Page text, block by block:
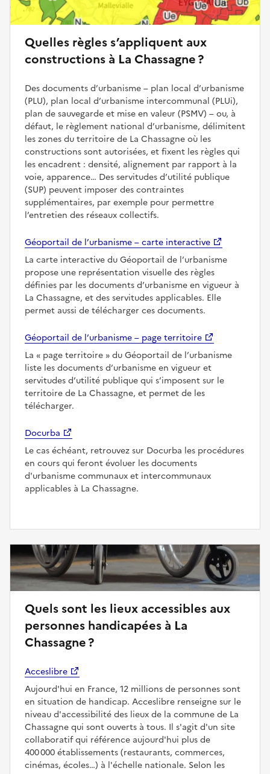
Quelles règles s’appliquent aux
constructions à La Chassagne ?
Des documents d’urbanisme – plan local d’urbanisme
(PLU), plan local d’urbanisme intercommunal (PLUi),
plan de sauvegarde et mise en valeur (PSMV) – ou, à
défaut, le règlement national d’urbanisme, délimitent
les zones du territoire de La Chassagne où les
constructions sont autorisées, et fixent les règles qui
les encadrent : densité, alignement par rapport à la
voie, apparence… Des servitudes d’utilité publique
(SUP) peuvent imposer des contraintes
supplémentaires, par exemple pour permettre
l’entretien des réseaux collectifs.
Géoportail de l’urbanisme – carte interactive
La carte interactive du Géoportail de l’urbanisme
propose une représentation visuelle des règles
définies par les documents d’urbanisme en vigueur à
La Chassagne, et des servitudes applicables. Elle
permet aussi de télécharger ces documents.
Géoportail de l’urbanisme – page territoire
La
page territoire
du Géoportail de l’urbanisme
liste les documents d’urbanisme en vigueur et
servitudes d’utilité publique qui s’imposent sur le
territoire de La Chassagne, et permet de les
télécharger.
Docurba
Le cas échéant, retrouvez sur Docurba les procédures
en cours qui feront évoluer les documents
d'urbanisme communaux et intercommunaux
applicables à La Chassagne.
Quels sont les lieux accessibles aux
personnes handicapées à La
Chassagne ?
Acceslibre
Aujourd'hui en France, 12 millions de personnes sont
en situation de handicap. Acceslibre renseigne sur le
niveau d'accessibilité des lieux de la commune de La
Chassagne qui sont ouverts à tous. Il s'agit d'un site
collaboratif qui référence aujourd'hui plus de
400 000 établissements (restaurants, commerces,
cinémas, écoles…) à l'échelle nationale. Selon les